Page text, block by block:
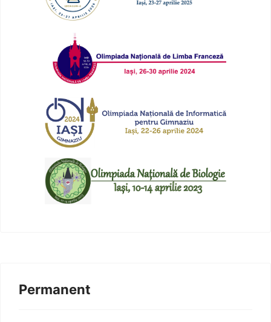
Permanent